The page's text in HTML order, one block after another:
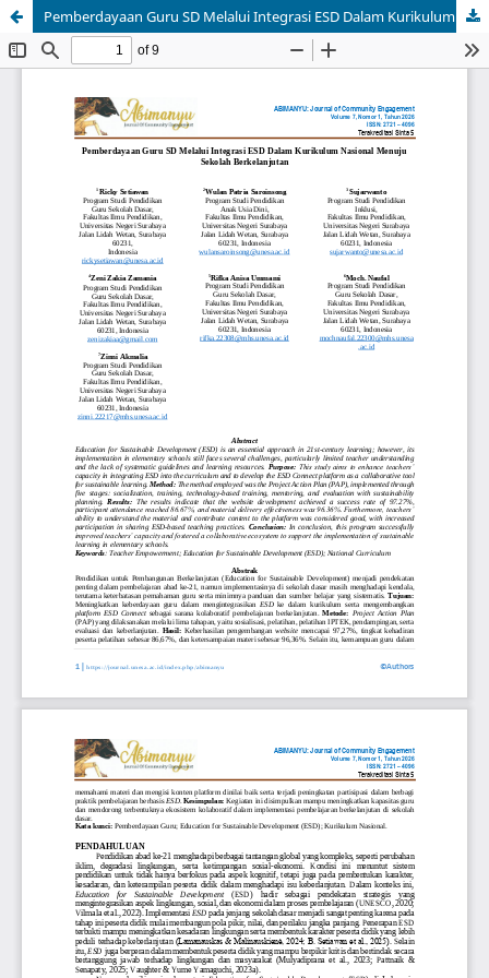
Pemberdayaan Guru SD Melalui Integrasi ESD Dalam Kurikulum Nasional Menuju Sekolah Berkelanjutan